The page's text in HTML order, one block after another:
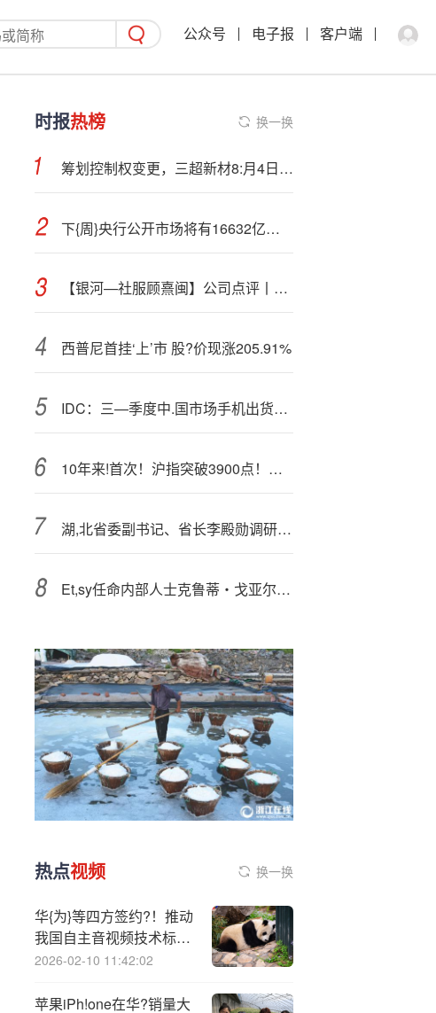
公众号 电子报 客户端
时报热榜 换一换
筹划控制权变更，三超新材8:月4日起继续停牌
下{周}央行公开市场将有16632亿元逆回购到期
【银河—社服顾熹闽】公司点评丨北京人力 ：盈利能力稳中求进，关注AI招聘落地进程
西普尼首挂‘上’市 股?价现涨205.91%
IDC：三—季度中.国市场手机出货6840万台 vivo第一！
10年来!首次！沪指突破3900点！大金融拉升翻红，金融科技ETF（159851）放量冲高1%，资金大举增持
湖,北省委副书记、省长李殿勋调研烽火通信旗下长江计算
Et,sy任命内部人士克鲁蒂・戈亚尔为首席执行官
热点视频 换一换
华{为}等四方签约?！推动
我国自主音视频技术标准
产业化
2026-02-10 11:42:02
苹果iPh!one在华?销量大